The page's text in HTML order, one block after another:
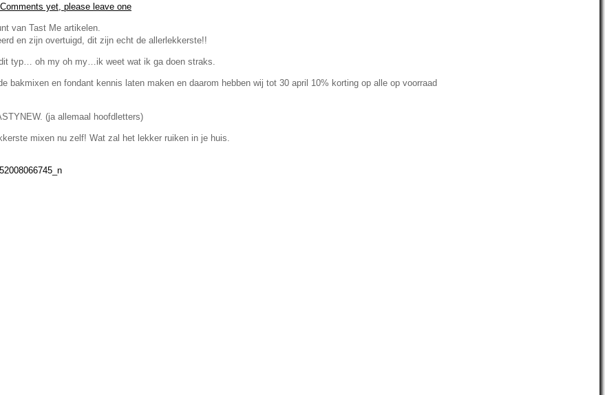
yet, please leave one
van Tast Me artikelen.
en zijn overtuigd, dit zijn echt de allerlekkerste!!
typ… oh my oh my…ik weet wat ik ga doen straks.
bakmixen en fondant kennis laten maken en daarom hebben wij tot 30 april 10% korting op alle op voorraad
(ja allemaal hoofdletters)
mixen nu zelf! Wat zal het lekker ruiken in je huis.